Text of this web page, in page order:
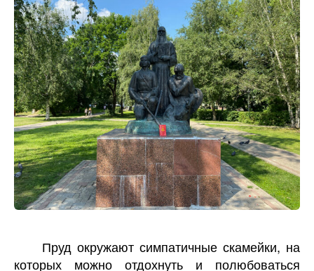
Пруд окружают симпатичные скамейки, на
которых можно отдохнуть и полюбоваться